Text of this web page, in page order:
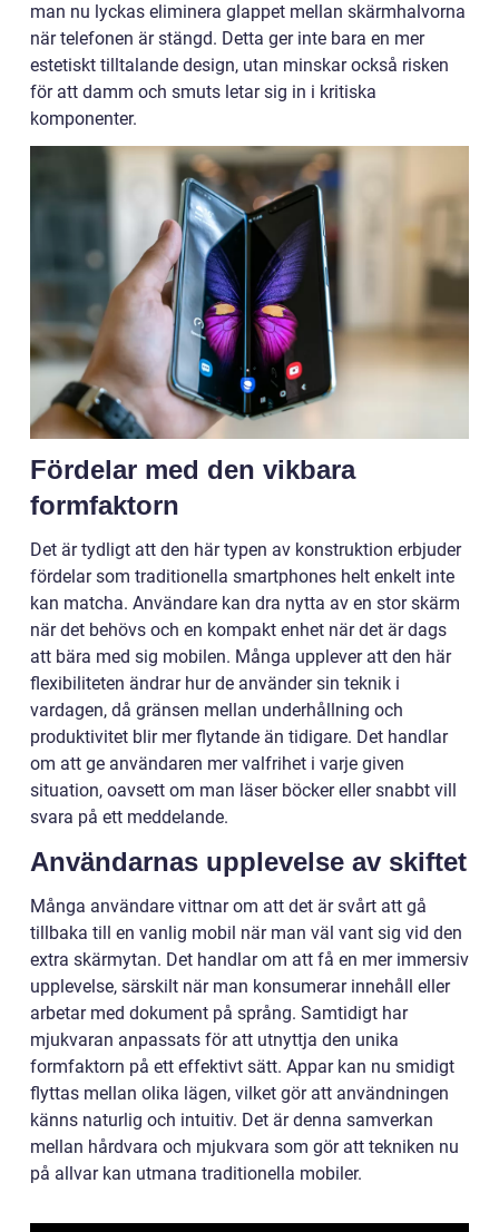
man nu lyckas eliminera glappet mellan skärmhalvorna
när telefonen är stängd. Detta ger inte bara en mer
estetiskt tilltalande design, utan minskar också risken
för att damm och smuts letar sig in i kritiska
komponenter.
Fördelar med den vikbara
formfaktorn
Det är tydligt att den här typen av konstruktion erbjuder
fördelar som traditionella smartphones helt enkelt inte
kan matcha. Användare kan dra nytta av en stor skärm
när det behövs och en kompakt enhet när det är dags
att bära med sig mobilen. Många upplever att den här
flexibiliteten ändrar hur de använder sin teknik i
vardagen, då gränsen mellan underhållning och
produktivitet blir mer flytande än tidigare. Det handlar
om att ge användaren mer valfrihet i varje given
situation, oavsett om man läser böcker eller snabbt vill
svara på ett meddelande.
Användarnas upplevelse av skiftet
Många användare vittnar om att det är svårt att gå
tillbaka till en vanlig mobil när man väl vant sig vid den
extra skärmytan. Det handlar om att få en mer immersiv
upplevelse, särskilt när man konsumerar innehåll eller
arbetar med dokument på språng. Samtidigt har
mjukvaran anpassats för att utnyttja den unika
formfaktorn på ett effektivt sätt. Appar kan nu smidigt
flyttas mellan olika lägen, vilket gör att användningen
känns naturlig och intuitiv. Det är denna samverkan
mellan hårdvara och mjukvara som gör att tekniken nu
på allvar kan utmana traditionella mobiler.